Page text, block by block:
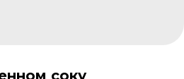
соку